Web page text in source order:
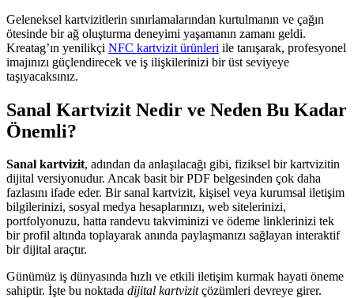
Geleneksel kartvizitlerin sınırlamalarından kurtulmanın ve çağın
ötesinde bir ağ oluşturma deneyimi yaşamanın zamanı geldi.
Kreatag’ın yenilikçi NFC kartvizit ürünleri ile tanışarak, profesyonel
imajınızı güçlendirecek ve iş ilişkilerinizi bir üst seviyeye
taşıyacaksınız.
Sanal Kartvizit Nedir ve Neden Bu Kadar
Önemli?
Sanal kartvizit, adından da anlaşılacağı gibi, fiziksel bir kartvizitin
dijital versiyonudur. Ancak basit bir PDF belgesinden çok daha
fazlasını ifade eder. Bir sanal kartvizit, kişisel veya kurumsal iletişim
bilgilerinizi, sosyal medya hesaplarınızı, web sitelerinizi,
portfolyonuzu, hatta randevu takviminizi ve ödeme linklerinizi tek
bir profil altında toplayarak anında paylaşmanızı sağlayan interaktif
bir dijital araçtır.
Günümüz iş dünyasında hızlı ve etkili iletişim kurmak hayati öneme
sahiptir. İşte bu noktada dijital kartvizitçözümleri devreye girer.